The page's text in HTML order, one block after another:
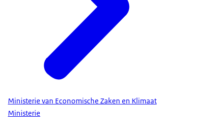
Ministerie van Economische Zaken en Klimaat
Ministerie